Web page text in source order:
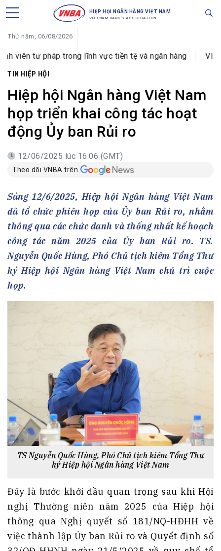
HIỆP HỘI NGÂN HÀNG VIỆT NAM
VIETNAM BANK'S ASSOCIATION
Thứ năm, 06/08/2026
trong lĩnh vực tiền tệ và ngân hàng VIB đổi tên
TIN HIỆP HỘI
Hiệp hội Ngân hàng Việt Nam
họp triển khai công tác hoạt
động Ủy ban Rủi ro
12/06/2025 lúc 16:06 (GMT)
Theo dõi VNBA trên
Sáng 12/6/2025, Hiệp hội Ngân hàng Việt Nam
đã tổ chức phiên họp của Ủy ban Rủi ro, nhằm
thông qua các chức danh và thống nhất kế hoạch
công tác năm 2025 của Ủy ban Rủi ro. TS.
Nguyễn Quốc Hùng, Phó Chủ tịch kiêm Tổng Thư
ký Hiệp hội Ngân hàng Việt Nam chủ trì cuộc
họp.
TS Nguyễn Quốc Hùng, Phó Chủ tịch kiêm Tổng Thư
ký Hiệp hội Ngân hàng Việt Nam
Đây là bước khởi đầu quan trọng sau khi Hội
nghị Thường niên năm 2025 của Hiệp hội
thông qua Nghị quyết số 181/NQ-HĐHH về
việc thành lập Ủy ban Rủi ro và Quyết định số